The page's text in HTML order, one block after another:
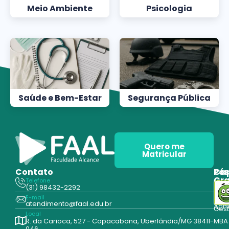
Meio Ambiente Psicologia
Saúde e Bem-Estar Segurança Pública
Quero me
Matricular
Contato
Telefone
(31) 98432-2292
E-mail
atendimento@faal.edu.br
Local
R. da Carioca, 527 - Copacabana, Uberlândia/MG 38411-MBA